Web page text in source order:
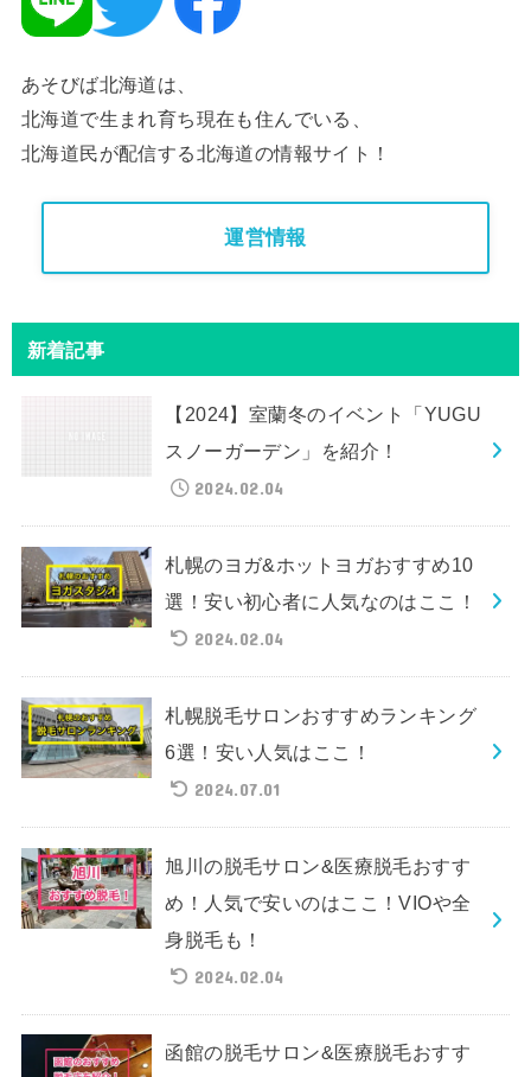
あそびば北海道は、
北海道で生まれ育ち現在も住んでいる、
北海道民が配信する北海道の情報サイト！
運営情報
新着記事
【2024】室蘭冬のイベント「YUGU
スノーガーデン」を紹介！
2024.02.04
札幌のヨガ&ホットヨガおすすめ10
選！安い初心者に人気なのはここ！
2024.02.04
札幌脱毛サロンおすすめランキング
6選！安い人気はここ！
2024.07.01
旭川の脱毛サロン&医療脱毛おすす
め！人気で安いのはここ！VIOや全
身脱毛も！
2024.02.04
函館の脱毛サロン&医療脱毛おすす